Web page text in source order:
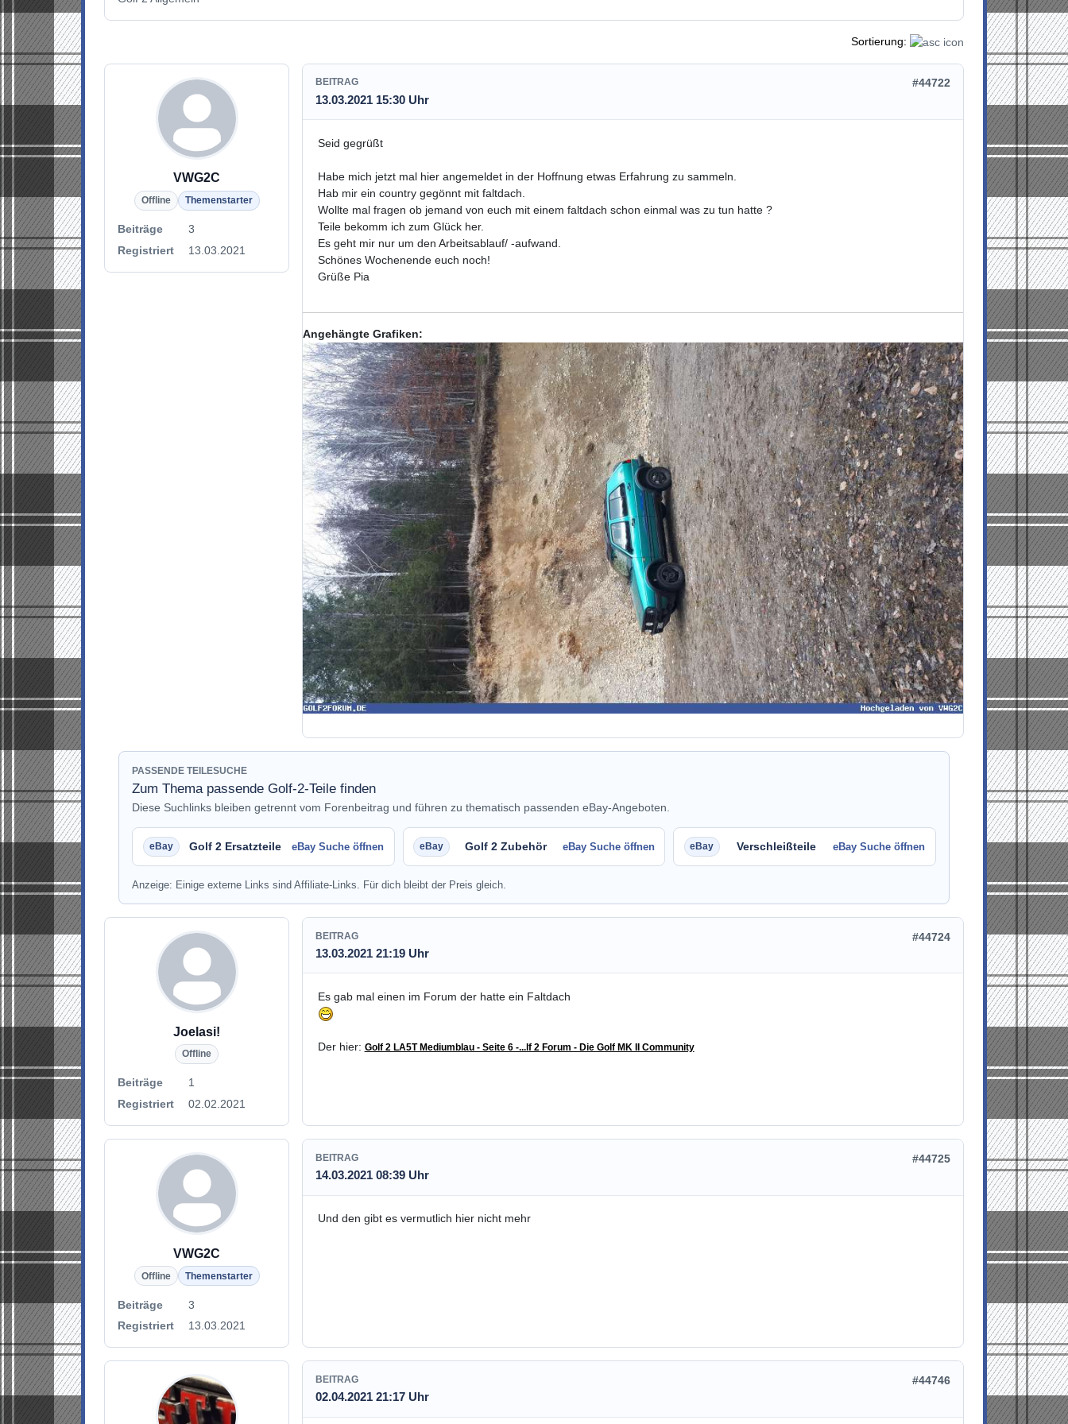
Sortierung:
VWG2C
Offline Themenstarter
Beiträge
3
Registriert
13.03.2021
BEITRAG
13.03.2021 15:30 Uhr
#44722
Seid gegrüßt
Habe mich jetzt mal hier angemeldet in der Hoffnung etwas Erfahrung zu sammeln.
Hab mir ein country gegönnt mit faltdach.
Wollte mal fragen ob jemand von euch mit einem faltdach schon einmal was zu tun hatte ?
Teile bekomm ich zum Glück her.
Es geht mir nur um den Arbeitsablauf/ -aufwand.
Schönes Wochenende euch noch!
Grüße Pia
Angehängte Grafiken:
PASSENDE TEILESUCHE
Zum Thema passende Golf-2-Teile finden
Diese Suchlinks bleiben getrennt vom Forenbeitrag und führen zu thematisch passenden eBay-Angeboten.
Golf 2 Ersatzteile eBay Suche öffnen Golf 2 Zubehör eBay Suche öffnen Verschleißteile eBay Suche öffnen
Anzeige: Einige externe Links sind Affiliate-Links. Für dich bleibt der Preis gleich.
Joelasi!
Offline
Beiträge
1
Registriert
02.02.2021
BEITRAG
13.03.2021 21:19 Uhr
#44724
Es gab mal einen im Forum der hatte ein Faltdach
Der hier: Golf 2 LA5T Mediumblau - Seite 6 -...lf 2 Forum - Die Golf MK II Community
VWG2C
Offline Themenstarter
Beiträge
3
Registriert
13.03.2021
BEITRAG
14.03.2021 08:39 Uhr
#44725
Und den gibt es vermutlich hier nicht mehr
BEITRAG
02.04.2021 21:17 Uhr
#44746